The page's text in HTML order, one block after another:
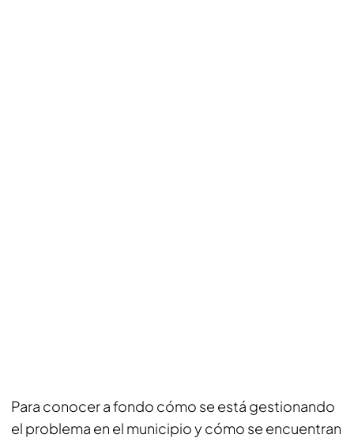
Para conocer a fondo cómo se está gestionando
el problema en el municipio y cómo se encuentran